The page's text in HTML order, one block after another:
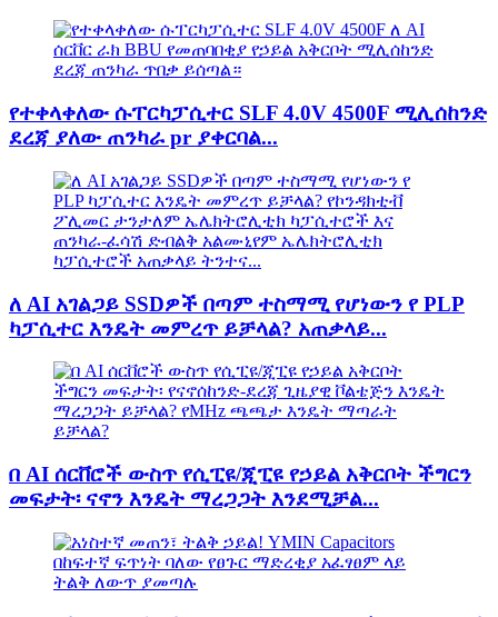
የተቀላቀለው ሱፐርካፓሲተር SLF 4.0V 4500F ሚሊሰከንድ
ደረጃ ያለው ጠንካራ pr ያቀርባል...
ለ AI አገልጋይ SSDዎች በጣም ተስማሚ የሆነውን የ PLP
ካፓሲተር እንዴት መምረጥ ይቻላል? አጠቃላይ...
በ AI ሰርቨሮች ውስጥ የሲፒዩ/ጂፒዩ የኃይል አቅርቦት ችግርን
መፍታት፡ ናኖን እንዴት ማረጋጋት እንደሚቻል...